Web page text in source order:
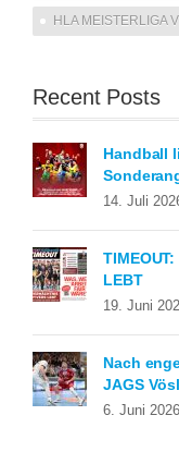
HLA MEISTERLIGA
Recent Posts
Handball
14. Juli
TIMEOUT:
LEBT
19. Juni
Nach
JAGS
6. Juni 2026